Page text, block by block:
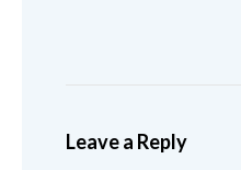
Leave a Reply